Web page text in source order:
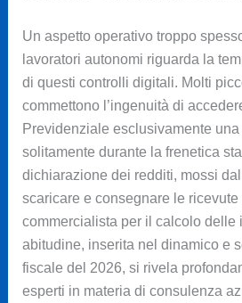
Un aspetto operativo troppo
lavoratori autonomi riguarda la
di questi controlli digitali. Molti
commettono l’ingenuità di
Previdenziale esclusivamente una
solitamente durante la frenetica
dichiarazione dei redditi, mossi
scaricare e consegnare le ricevute
commercialista per il calcolo delle
abitudine, inserita nel dinamico e
fiscale del 2026, si rivela
esperti in materia di consulenza